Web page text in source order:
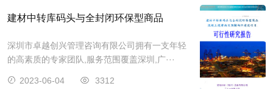
建材中转库码头与全封闭环保型商品
深圳市卓越创兴管理咨询有限公司拥有一支年轻
的高素质的专家团队,服务范围覆盖深圳,广···
2023-06-04 3312